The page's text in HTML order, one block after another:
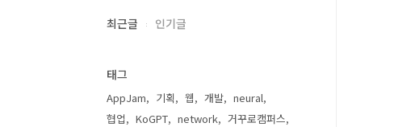
최근글 인기글
태그
AppJam 기획 웹 개발
neural
협업
KoGPT network
거꾸로캠퍼스